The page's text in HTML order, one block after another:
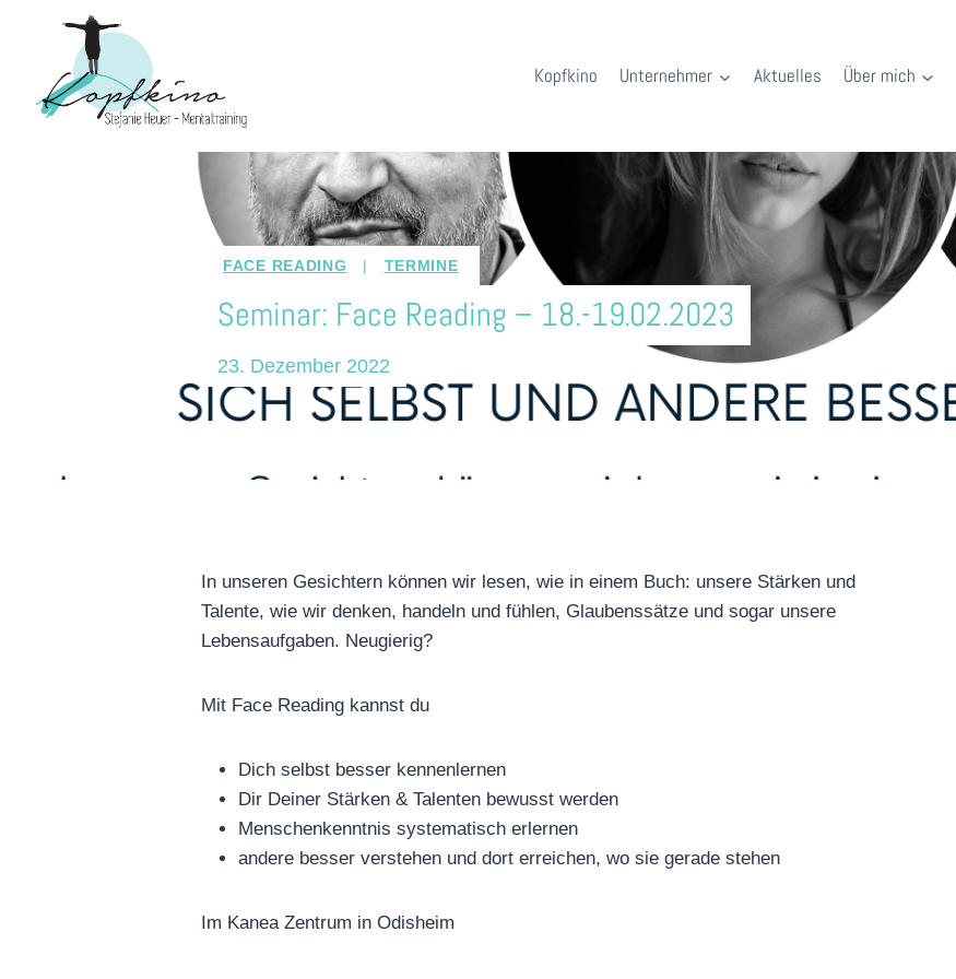
springen
Kopfkino Unternehmer Aktuelles Über mich
FACE READING | TERMINE
Seminar: Face Reading – 18.-19.02.2023
23. Dezember 2022
In unseren Gesichtern können wir lesen, wie in einem Buch: unsere Stärken und
Talente, wie wir denken, handeln und fühlen, Glaubenssätze und sogar unsere
Lebensaufgaben. Neugierig?
Mit Face Reading kannst du
Dich selbst besser kennenlernen
Dir Deiner Stärken & Talenten bewusst werden
Menschenkenntnis systematisch erlernen
andere besser verstehen und dort erreichen, wo sie gerade stehen
Im Kanea Zentrum in Odisheim